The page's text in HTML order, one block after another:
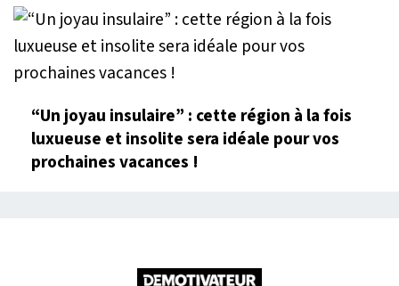
“Un joyau insulaire” : cette région à la fois
luxueuse et insolite sera idéale pour vos
prochaines vacances !